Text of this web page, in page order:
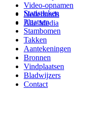
Video-opnamen
Nederlands
Alle Media
Statistieken
Plaatsen
Stambomen
Takken
Aantekeningen
Bronnen
Vindplaatsen
Bladwijzers
Contact